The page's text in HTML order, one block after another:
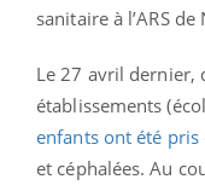
sanitaire à l’ARS
Le 27 avril dernier,
établissements
enfants ont été
et céphalées. Au